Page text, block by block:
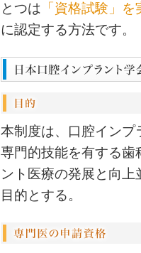
とつは 「資格試験」
に認定する方法です。
本制度は、口腔インプ
専門的技能を有する歯
ント医療の発展と向
目的とする。